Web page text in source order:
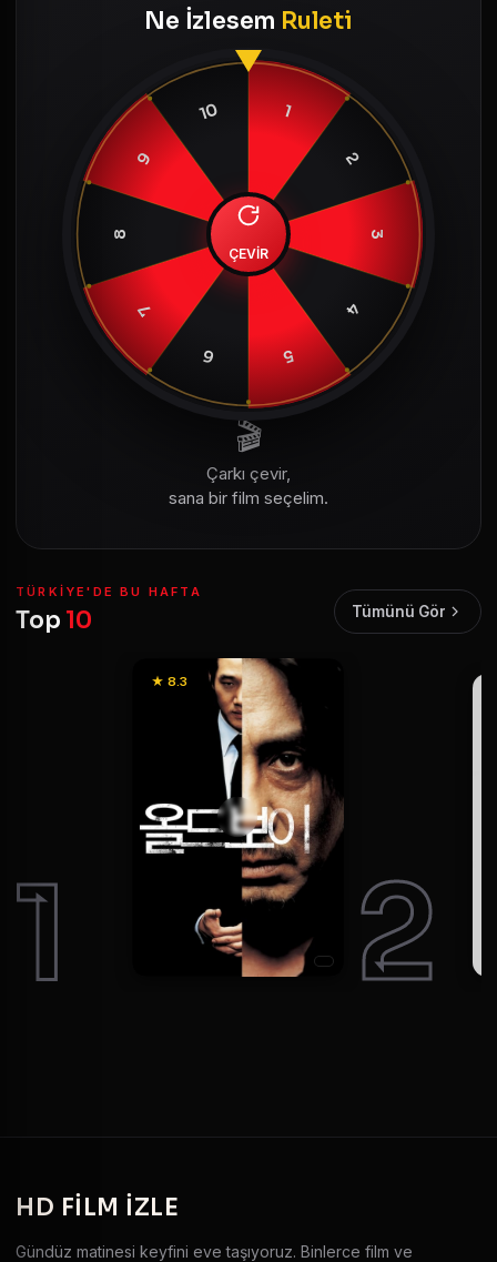
Ne İzlesem Ruleti
1
2
3
4
5
6
7
8
9
10
ÇEVİR
🎬
Çarkı çevir,
sana bir film seçelim.
TÜRKIYE'DE BU HAFTA
Top 10 Tümünü Gör
1
★ 8.3
2
HD FILM IZLE
Gündüz matinesi keyfini eve taşıyoruz. Binlerce film ve